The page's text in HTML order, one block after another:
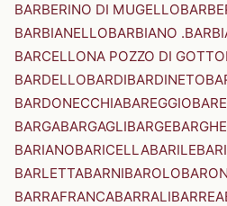
BARBERINO DI MUGELLO
BARBIANELLOBARBIANO
BARCELLONA POZZO DI GOTTO
BARDELLOBARDIBARDINETO
BARDONECCHIABAREGGIO
BARGABARGAGLIBARGEBARGHE
BARIANOBARICELLABARILE
BARLETTABARNIBAROLO
BARRAFRANCABARRALIBARREA